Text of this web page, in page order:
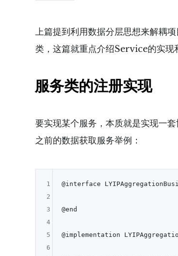
上篇提到利用数据分层思想来解耦
类，这篇就重点介绍Service的实现
服务类的注册实现
要实现某个服务，本质就是实现一
之前的数据获取服务举例：
@interface
@end
@implementation
1
2
3
4
5
6